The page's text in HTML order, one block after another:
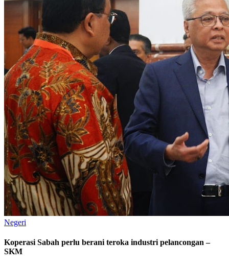
Negeri
Koperasi Sabah perlu berani teroka industri pelancongan –
SKM